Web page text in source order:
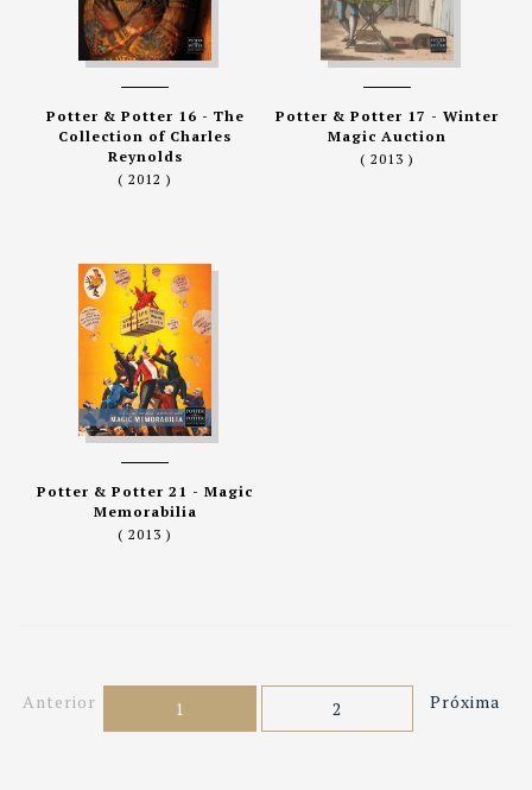
Potter & Potter 16 - The
Collection of Charles
Reynolds
( 2012 )
Potter & Potter 17 - Winter
Magic Auction
( 2013 )
Potter & Potter 21 - Magic
Memorabilia
( 2013 )
Anterior 1 2 Próxima